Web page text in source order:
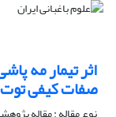
اثر تیمار مه
صفات کیفی توت